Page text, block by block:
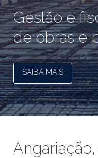
Gestão e
de obras e
SAIBA MAIS